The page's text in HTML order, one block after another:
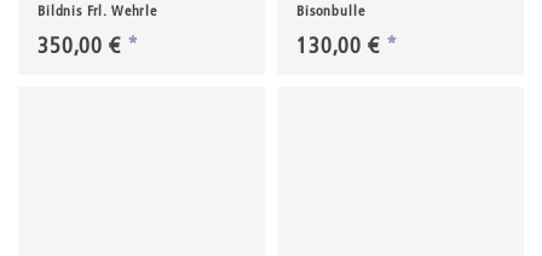
Bildnis Frl. Wehrle
350,00 € *
Bisonbulle
130,00 € *